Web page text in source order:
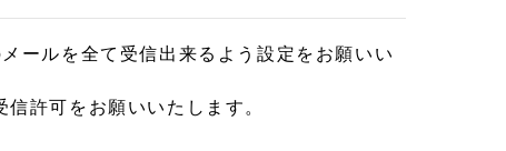
ールを全て受信出来るよう設定をお願いい
許可をお願いいたします。